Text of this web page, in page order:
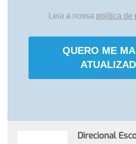
Leia a nossa política de
QUERO ME
Direcional